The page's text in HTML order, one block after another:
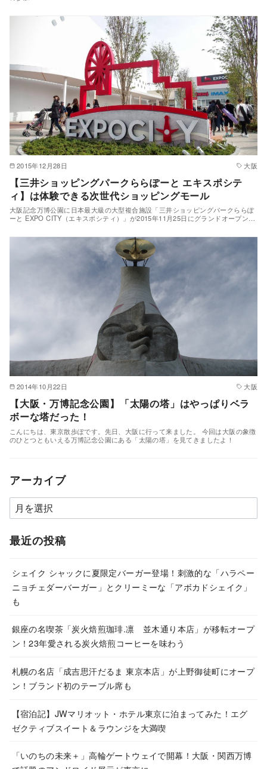
2015年12月28日 大阪
【三井ショッピングパークららぽーと エキスポシテ
ィ】は体験できる次世代ショッピングモール
大阪記念万博公園に日本最大級の大型複合施設「三井ショッピングパークららぽ
ーと EXPO CITY（エキスポシティ）」が2015年11月25日にグランドオープン…
2014年10月22日 大阪
【大阪・万博記念公園】「太陽の塔」はやっぱりベラ
ボーな塔だった！
こんにちは、東京散歩ぽです。先日、大阪に行って来ました。 今回は大阪の象徴
のひとつともいえる万博記念公園にある「太陽の塔」を見てきましたよ！
アーカイブ
ア
ー
カ
ブ
最近の投稿
シェイク シャックに夏限定バーガー登場！刺激的な「ハラペー
ニョチェダーバーガー」とクリーミーな「アボカドシェイク」
も
銀座の名喫茶「炭火焙煎珈琲.凛 並木通り本店」が移転オープ
ン！23年愛される炭火焙煎コーヒーを味わう
札幌の名店「成吉思汗だるま 東京本店」が上野御徒町にオープ
ン！ブランド初のテーブル席も
【宿泊記】JWマリオット・ホテル東京に泊まってみた！エグ
ゼクティブスイート＆ラウンジを大満喫
「いのちの未来＋」高輪ゲートウェイで開幕！大阪・関西万博